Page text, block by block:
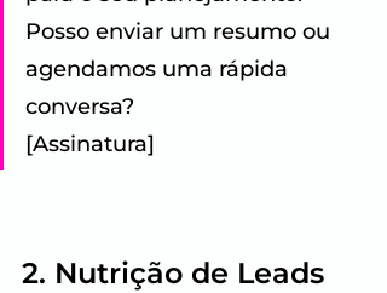
Posso enviar um resumo ou
agendamos uma rápida
conversa?
[Assinatura]
2. Nutrição de Leads